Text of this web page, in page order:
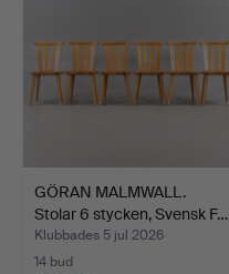
GÖRAN MALMWALL.
Stolar 6 stycken, Svensk F…
Klubbades 5 jul 2026
14 bud